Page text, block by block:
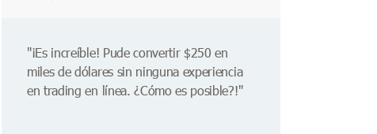
"¡Es increíble! Pude convertir $250 en
miles de dólares sin ninguna experiencia
en trading en línea. ¿Cómo es posible?!"